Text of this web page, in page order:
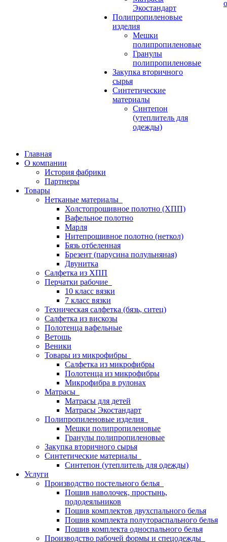
Экостандарт
Полипропиленовые
изделия
Мешки
полипропиленовые
Гранулы
полипропиленовые
Закупка вторичного
сырья
Синтетические
материалы
Синтепон
(утеплитель для
одежды)
Главная
О компании
История фабрики
Партнеры
Товары
Нетканые материалы
Холстопрошивное полотно (ХПП)
Вафельное полотно
Марля
Нитепрошивное полотно (неткол)
Бязь отбеленная
Брезент (парусина полульняная)
Двунитка
Салфетка из ХПП
Перчатки рабочие
10 класс вязки
7 класс вязки
Техническая салфетка (бязь, ситец)
Салфетка из вискозы
Полотенца вафельные
Ветошь
Веники
Товары из микрофибры
Салфетка из микрофибры
Полотенца из микрофибры
Микрофибра в рулонах
Матрасы
Матрасы для детей
Матрасы Экостандарт
Полипропиленовые изделия
Мешки полипропиленовые
Гранулы полипропиленовые
Закупка вторичного сырья
Синтетические материалы
Синтепон (утеплитель для одежды)
Услуги
Производство постельного белья
Пошив наволочек, простынь,
пододеяльников
Пошив комплектов двухспального белья
Пошив комплекта полутораспального белья
Пошив комплекта односпального белья
Производство рабочей формы и спецодежды